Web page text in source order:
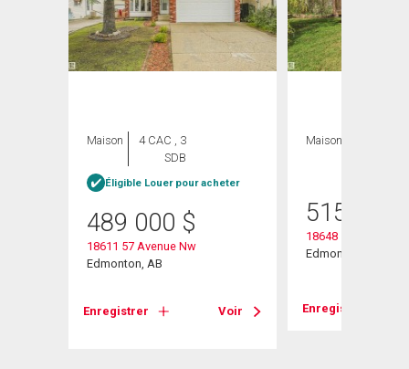
Maison
4 CAC , 3
SDB
Éligible Louer pour acheter
489 000 $
18611 57 Avenue Nw
Edmonton, AB
Enregistrer Voir
Maison
515 000
18648 57 Avenue
Edmonton, AB
Enregistrer